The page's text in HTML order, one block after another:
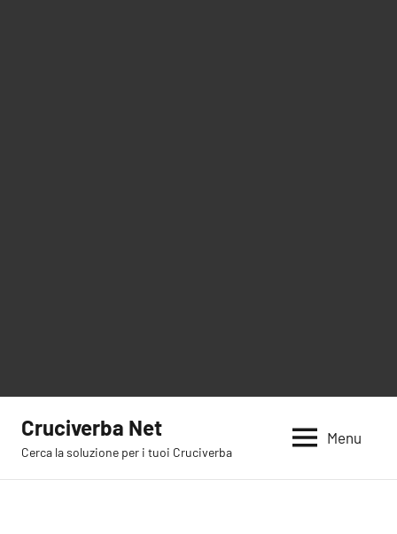
contenuto
Cruciverba Net
Cerca la soluzione per i tuoi Cruciverba
Menu